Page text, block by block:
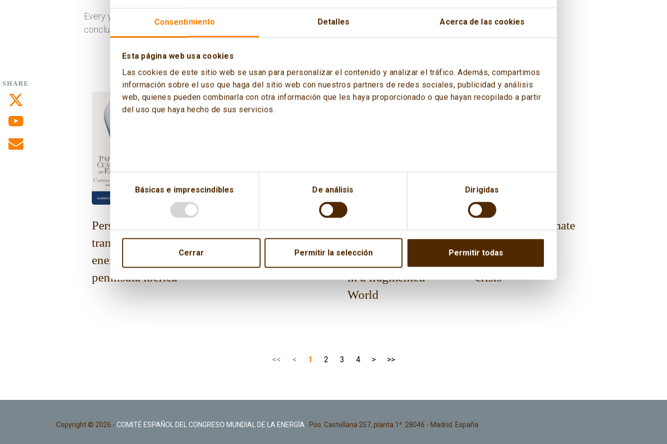
Consentimiento Detalles Acerca de las cookies
Esta página web usa cookies
Las cookies de este sitio web se usan para personalizar el contenido y analizar el tráfico. Además, compartimos
información sobre el uso que haga del sitio web con nuestros partners de redes sociales, publicidad y análisis
web, quienes pueden combinarla con otra información que les haya proporcionado o que hayan recopilado a partir
del uso que haya hecho de sus servicios.
Básicas e imprescindibles De análisis Dirigidas
Cerrar Permitir la selección Permitir todas
Every year, an article is published in “Cuadernos de Energía”, a publication of the Spanish Energy Club that compiles the main
conclusions of the sessions that make up the Annual Conference of the Spanish Committee of the World Energy Council.
Perspectivas de la
transición
energética en la
península ibérica
Futures: New EU
futures: Green
Industrial Policies
in a fragmented
World
Energy and Climate
Futures: Europe
after the energy
crisis
<< < 1 2 3 4 > >>
SHARE
Copyright © 2026 - COMITÉ ESPAÑOL DEL CONGRESO MUNDIAL DE LA ENERGÍA· Pso. Castellana 257, planta 1ª. 28046 - Madrid. España